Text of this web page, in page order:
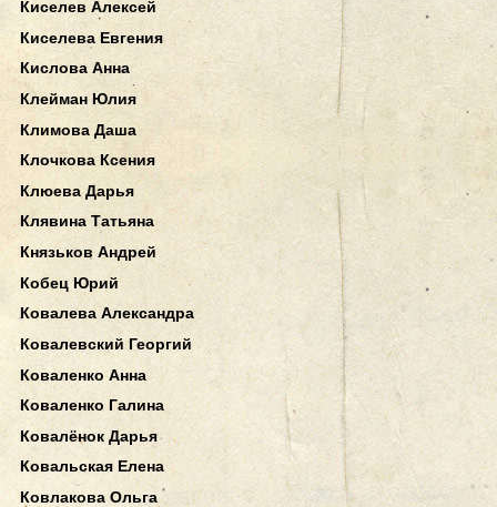
Киселев Алексей
Киселева Евгения
Кислова Анна
Клейман Юлия
Климова Даша
Клочкова Ксения
Клюева Дарья
Клявина Татьяна
Князьков Андрей
Кобец Юрий
Ковалева Александра
Ковалевский Георгий
Коваленко Анна
Коваленко Галина
Ковалёнок Дарья
Ковальская Елена
Ковлакова Ольга